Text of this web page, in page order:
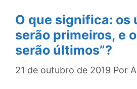
O que significa: os
serão primeiros, e
serão últimos”?
21 de outubro de 2019 Por